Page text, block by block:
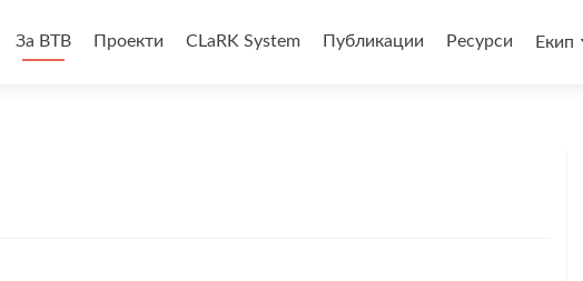
За BTB Проекти CLaRK System Публикации Ресурси Екип